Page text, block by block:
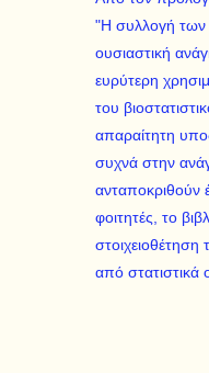
"Η συλλογή των
ουσιαστική
ευρύτερη
του
απαραίτητη
συχνά στην
ανταποκριθούν
φοιτητές, το
από στατιστικά